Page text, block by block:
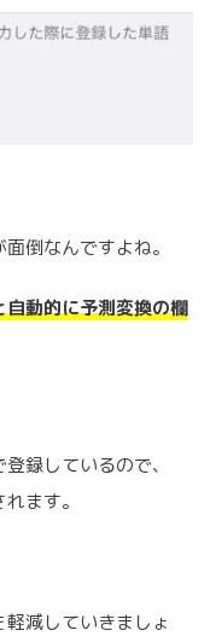
倒なんですよね。
動的に予測変換の欄
録しているので、
ます。
減していきましょ